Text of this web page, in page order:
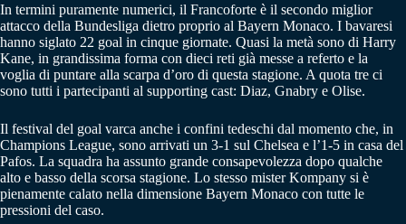
In termini puramente numerici, il Francoforte è il secondo miglior
attacco della Bundesliga dietro proprio al Bayern Monaco. I bavaresi
hanno siglato 22 goal in cinque giornate. Quasi la metà sono di Harry
Kane, in grandissima forma con dieci reti già messe a referto e la
voglia di puntare alla scarpa d’oro di questa stagione. A quota tre ci
sono tutti i partecipanti al supporting cast: Diaz, Gnabry e Olise.
Il festival del goal varca anche i confini tedeschi dal momento che, in
Champions League, sono arrivati un 3-1 sul Chelsea e l’1-5 in casa del
Pafos. La squadra ha assunto grande consapevolezza dopo qualche
alto e basso della scorsa stagione. Lo stesso mister Kompany si è
pienamente calato nella dimensione Bayern Monaco con tutte le
pressioni del caso.